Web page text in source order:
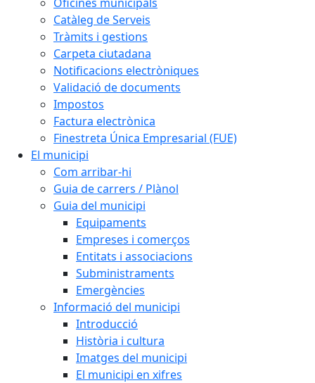
Catàleg de Serveis
Tràmits i gestions
Carpeta ciutadana
Notificacions electròniques
Validació de documents
Impostos
Factura electrònica
Finestreta Única Empresarial (FUE)
El municipi
Com arribar-hi
Guia de carrers / Plànol
Guia del municipi
Equipaments
Empreses i comerços
Entitats i associacions
Subministraments
Emergències
Informació del municipi
Introducció
Història i cultura
Imatges del municipi
El municipi en xifres